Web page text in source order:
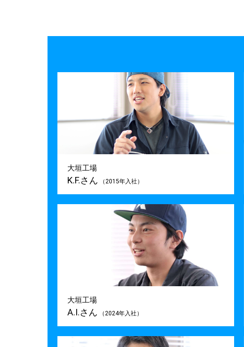
大垣工場
K.F.さん （2015年入社）
大垣工場
A.I.さん （2024年入社）